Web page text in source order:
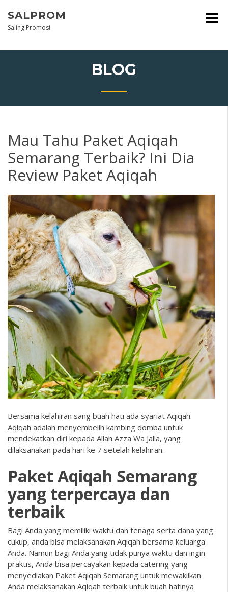
content
SALPROM
Saling Promosi
BLOG
Mau Tahu Paket Aqiqah
Semarang Terbaik? Ini Dia
Review Paket Aqiqah
Bersama kelahiran sang buah hati ada syariat Aqiqah.
Aqiqah adalah menyembelih kambing domba untuk
mendekatkan diri kepada Allah Azza Wa Jalla, yang
dilaksanakan pada hari ke 7 setelah kelahiran.
Paket Aqiqah Semarang
yang terpercaya dan
terbaik
Bagi Anda yang memiliki waktu dan tenaga serta dana yang
cukup, anda bisa melaksanakan Aqiqah bersama keluarga
Anda. Namun bagi Anda yang tidak punya waktu dan ingin
praktis, Anda bisa percayakan kepada catering yang
menyediakan Paket Aqiqah Semarang untuk mewakilkan
Anda melaksanakan Aqiqah terbaik untuk buah hatinya